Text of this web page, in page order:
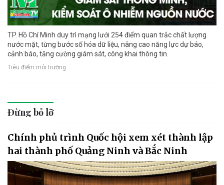
TP. Hồ Chí Minh duy trì mạng lưới 254 điểm quan trắc chất lượng
nước mặt, từng bước số hóa dữ liệu, nâng cao năng lực dự báo,
cảnh báo, tăng cường giám sát, công khai thông tin.
Tiêu điểm môi trường
Đừng bỏ lỡ
Chính phủ trình Quốc hội xem xét thành lập
hai thành phố Quảng Ninh và Bắc Ninh